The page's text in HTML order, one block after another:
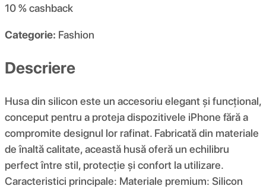
10 %cashback
Categorie: Fashion
Descriere
Husa din silicon este un accesoriu elegant și funcțional,
conceput pentru a proteja dispozitivele iPhone fără a
compromite designul lor rafinat. Fabricată din materiale
de înaltă calitate, această husă oferă un echilibru
perfect între stil, protecție și confort la utilizare.
Caracteristici principale: Materiale premium: Silicon